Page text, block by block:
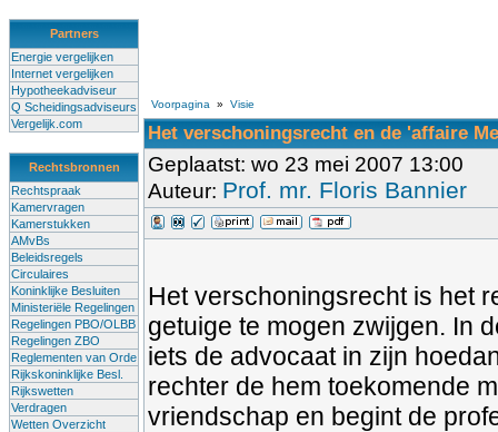
Partners
Energie vergelijken
Internet vergelijken
Hypotheekadviseur
Q Scheidingsadviseurs
Vergelijk.com
Rechtsbronnen
Rechtspraak
Kamervragen
Kamerstukken
AMvBs
Beleidsregels
Circulaires
Koninklijke Besluiten
Ministeriële Regelingen
Regelingen PBO/OLBB
Regelingen ZBO
Reglementen van Orde
Rijkskoninklijke Besl.
Rijkswetten
Verdragen
Wetten Overzicht
Voorpagina » Visie
Het verschoningsrecht en de 'affaire
Geplaatst: wo 23 mei 2007 13:00
Auteur: Prof. mr. Floris Bannier
Het verschoningsrecht is het
getuige te mogen zwijgen. In
iets de advocaat in zijn
rechter de hem toekomende
vriendschap en begint de